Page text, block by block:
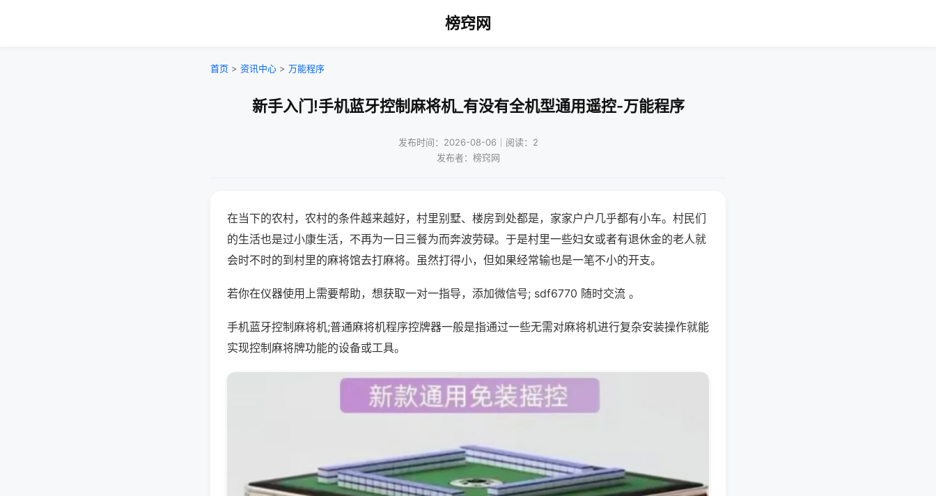
榜窍网
首页 > 资讯中心 > 万能程序
新手入门!手机蓝牙控制麻将机_有没有全机型通用遥控-万能程序
发布时间：2026-08-06｜阅读：2
发布者：榜窍网
在当下的农村，农村的条件越来越好，村里别墅、楼房到处都是，家家户户几乎都有小车。村民们
的生活也是过小康生活，不再为一日三餐为而奔波劳碌。于是村里一些妇女或者有退休金的老人就
会时不时的到村里的麻将馆去打麻将。虽然打得小，但如果经常输也是一笔不小的开支。
若你在仪器使用上需要帮助，想获取一对一指导，添加微信号; sdf6770 随时交流 。
手机蓝牙控制麻将机;普通麻将机程序控牌器一般是指通过一些无需对麻将机进行复杂安装操作就能
实现控制麻将牌功能的设备或工具。